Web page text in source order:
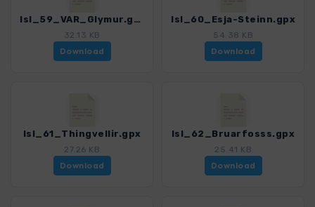
Isl_59_VAR_Glymur.gpx
32.13 KB
Download
Isl_60_Esja-Steinn.gpx
54.38 KB
Download
Isl_61_Thingvellir.gpx
27.26 KB
Download
Isl_62_Bruarfosss.gpx
25.41 KB
Download